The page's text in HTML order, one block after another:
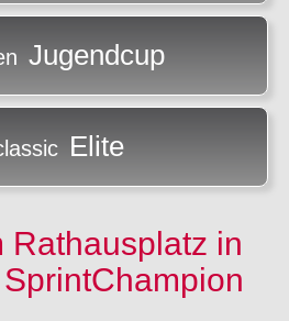
Jugendcup
Elite
Rathausplatz in